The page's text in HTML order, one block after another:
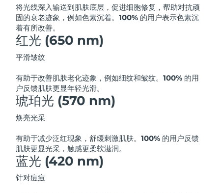
将光线深入输送到肌肤底层，促进细胞修复，帮助对抗顽
固的衰老迹象，例如色素沉着。100% 的用户表示色素沉
着有所改善。
红光 (650 nm)
平滑皱纹
有助于改善肌肤老化迹象，例如细纹和皱纹。100% 的用
户反馈肌肤更显年轻光滑。
琥珀光 (570 nm)
焕亮光采
有助于减少泛红现象，舒缓刺激肌肤。100% 的用户反馈
肌肤更显光采，触感更柔软滋润。
蓝光 (420 nm)
针对痘痘
斯洛文尼亚 预计送达日期8/8/26
南非
韩国
西班牙 预计送达日期 8/8/26
瑞典
瑞士
台湾 预计送达日期 8/13/26
泰国